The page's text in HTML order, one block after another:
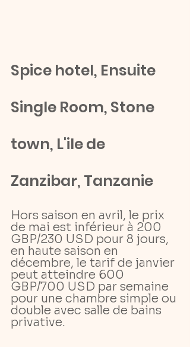
Spice hotel, Ensuite
Single Room, Stone
town, L'ile de
Zanzibar, Tanzanie
Hors saison en avril, le prix
de mai est inférieur à 200
GBP/230 USD pour 8 jours,
en haute saison en
décembre, le tarif de janvier
peut atteindre 600
GBP/700 USD par semaine
pour une chambre simple ou
double avec salle de bains
privative.